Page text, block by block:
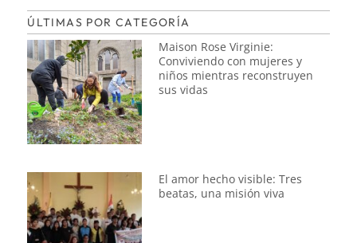
ÚLTIMAS POR CATEGORÍA
Maison Rose Virginie:
Conviviendo con mujeres y
niños mientras reconstruyen
sus vidas
El amor hecho visible: Tres
beatas, una misión viva